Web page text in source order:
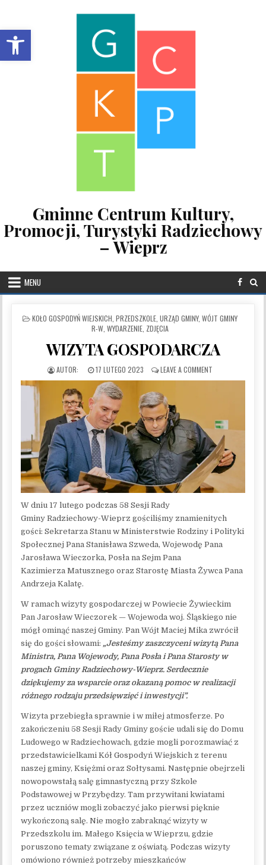
Open toolbar
Gminne Centrum Kultury,
Promocji, Turystyki Radziechowy
– Wieprz
MENU
POSTED IN
KOŁO GOSPODYŃ WIEJSKICH PRZEDSZKOLE URZĄD GMINY, WÓJT GMINY
R-W WYDARZENIE ZDJĘCIA
WIZYTA GOSPODARCZA
PUBLISHED DATE:
17 LUTEGO 2023 LEAVE A COMMENT
W dniu 17 lutego podczas 58 Sesji Rady
Gminy Radziechowy-Wieprz gościliśmy znamienitych
gości: Sekretarza Stanu w Ministerstwie Rodziny i Polityki
Społecznej Pana Stanisława Szweda, Wojewodę Pana
Jarosława Wieczorka, Posła na Sejm Pana
Kazimierza Matusznego oraz Starostę Miasta Żywca Pana
Andrzeja Kalatę.
W ramach wizyty gospodarczej w Powiecie Żywieckim
Pan Jarosław Wieczorek — Wojewoda woj. Śląskiego nie
mógł ominąć naszej Gminy. Pan Wójt Maciej Mika zwrócił
się do gości słowami: „Jesteśmy zaszczyceni wizytą Pana
Ministra, Pana Wojewody, Pana Posła i Pana Starosty w
progach Gminy Radziechowy-Wieprz. Serdecznie
dziękujemy za wsparcie oraz okazaną pomoc w realizacji
różnego rodzaju przedsięwzięć i inwestycji”.
Wizyta przebiegła sprawnie i w miłej atmosferze. Po
zakończeniu 58 Sesji Rady Gminy goście udali się do Domu
Ludowego w Radziechowach, gdzie mogli porozmawiać z
przedstawicielkami Kół Gospodyń Wiejskich z terenu
naszej gminy, Księżmi oraz Sołtysami. Następnie obejrzeli
nowopowstałą salę gimnastyczną przy Szkole
Podstawowej w Przybędzy. Tam przywitani kwiatami
przez uczniów mogli zobaczyć jako pierwsi pięknie
wykończoną salę. Nie mogło zabraknąć wizyty w
Przedszkolu im. Małego Księcia w Wieprzu, gdzie
poruszono tematy związane z oświatą. Podczas wizyty
omówiono również potrzeby mieszkańców